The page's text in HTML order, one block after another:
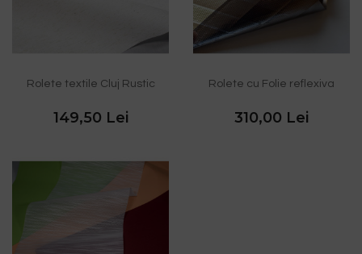
Rolete textile Cluj Rustic
149,50 Lei
Rolete cu Folie reflexiva
310,00 Lei